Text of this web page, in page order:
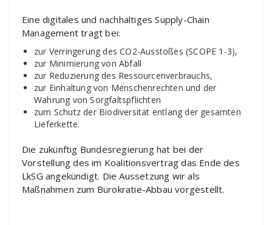
Eine digitales und nachhaltiges Supply-Chain
Management tragt bei:
zur Verringerung des CO2-Ausstoßes (SCOPE 1-3),
zur Minimierung von Abfall
zur Reduzierung des Ressourcenverbrauchs,
zur Einhaltung von Menschenrechten und der
Wahrung von Sorgfaltspflichten
zum Schutz der Biodiversität entlang der gesamten
Lieferkette.
Die zukünftig Bundesregierung hat bei der
Vorstellung des im Koalitionsvertrag das Ende des
LkSG angekündigt. Die Aussetzung wir als
Maßnahmen zum Bürokratie-Abbau vorgestellt.